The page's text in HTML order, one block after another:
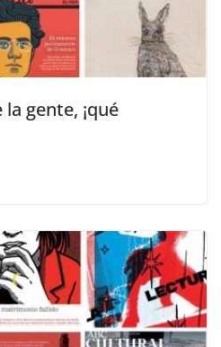
gente, ¡qué